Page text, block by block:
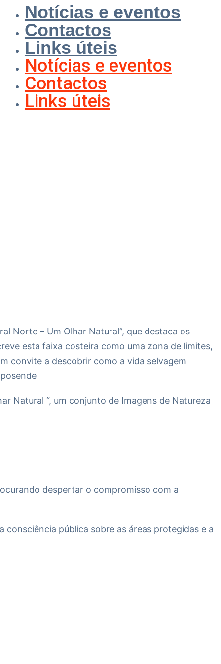
Notícias e eventos
Contactos
Links úteis
Notícias e eventos
Contactos
Links úteis
Norte – Um Olhar Natural”, que destaca os
esta faixa costeira como uma zona de limites,
convite a descobrir como a vida selvagem
Natural “, um conjunto de Imagens de Natureza
despertar o compromisso com a
pública sobre as áreas protegidas e a